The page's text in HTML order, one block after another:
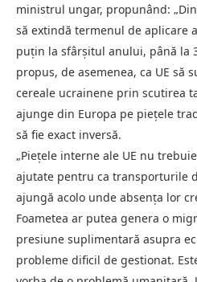
ministrul ungar, propunând:
să extindă termenul de aplicare
puțin la sfârșitul anului, până la
propus, de asemenea, ca UE să
cereale ucrainene prin scutirea
ajunge din Europa pe piețele
să fie exact inversă.
„Piețele interne ale UE nu
ajutate pentru ca transporturile
ajungă acolo unde absența lor
Foametea ar putea genera o
presiune suplimentară asupra
probleme dificil de gestionat.